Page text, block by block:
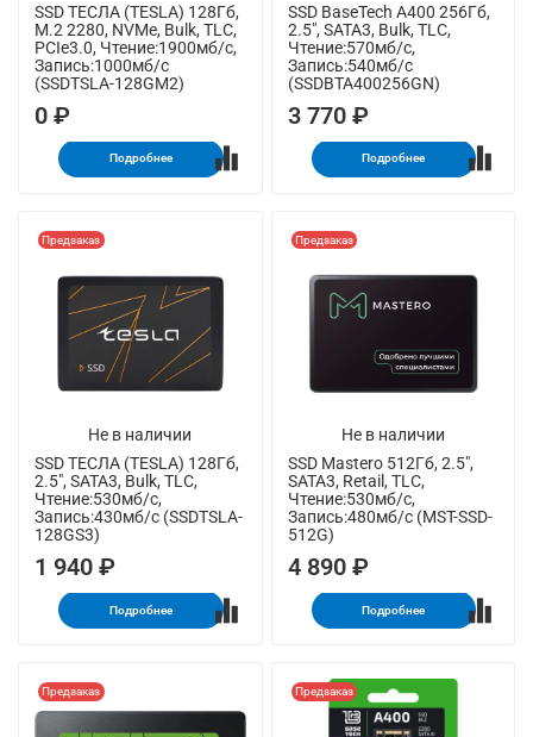
SSD ТЕСЛА (TESLA) 128Гб,
M.2 2280, NVMe, Bulk, TLC,
PCIe3.0, Чтение:1900мб/с,
Запись:1000мб/с
(SSDTSLA-128GM2)
0 ₽
Подробнее
SSD BaseTech A400 256Гб,
2.5", SATA3, Bulk, TLC,
Чтение:570мб/с,
Запись:540мб/с
(SSDBTA400256GN)
3 770 ₽
Подробнее
Не в наличии
Предзаказ
SSD ТЕСЛА (TESLA) 128Гб,
2.5", SATA3, Bulk, TLC,
Чтение:530мб/с,
Запись:430мб/с (SSDTSLA-
128GS3)
1 940 ₽
Подробнее
Не в наличии
Предзаказ
SSD Mastero 512Гб, 2.5",
SATA3, Retail, TLC,
Чтение:530мб/с,
Запись:480мб/с (MST-SSD-
512G)
4 890 ₽
Подробнее
Предзаказ Предзаказ